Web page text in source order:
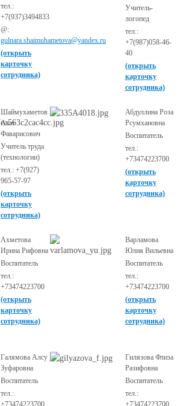
тел.:
+7(937)3494833
@:
gulnara.shaimuhametova@yandex.ru
(открыть
карточку
сотрудника)
Учитель-
логопед
тел.:
+7(987)058-46-
40
(открыть
карточку
сотрудника)
Шаймухаметов
Азат
Фаварисович
Учитель труда
(технологии)
тел.: +7(927)
965-57-97
(открыть
карточку
сотрудника)
Абдуллина Роза
Рсумхановна
Воспитатель
тел.:
+73474223700
(открыть
карточку
сотрудника)
Ахметова
Ирина Рифовна
Воспитатель
тел.:
+73474223700
(открыть
карточку
сотрудника)
Варламова
Юлия Вильевна
Воспитатель
тел.:
+73474223700
(открыть
карточку
сотрудника)
Галямова Алсу
Зуфаровна
Воспитатель
тел.:
+73474223700
Гилязова Флиза
Разифовна
Воспитатель
тел.:
+73474223700